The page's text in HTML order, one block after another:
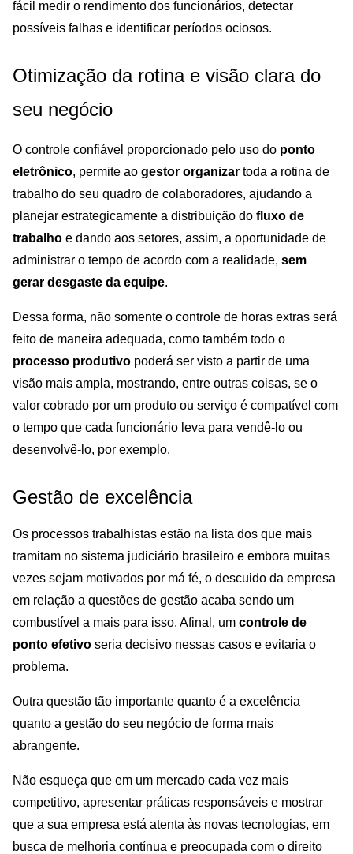
fácil medir o rendimento dos funcionários, detectar
possíveis falhas e identificar períodos ociosos.
Otimização da rotina e visão clara do
seu negócio
O controle confiável proporcionado pelo uso do ponto
eletrônico, permite ao gestor organizar toda a rotina de
trabalho do seu quadro de colaboradores, ajudando a
planejar estrategicamente a distribuição do fluxo de
trabalho e dando aos setores, assim, a oportunidade de
administrar o tempo de acordo com a realidade, sem
gerar desgaste da equipe.
Dessa forma, não somente o controle de horas extras será
feito de maneira adequada, como também todo o
processo produtivo poderá ser visto a partir de uma
visão mais ampla, mostrando, entre outras coisas, se o
valor cobrado por um produto ou serviço é compatível com
o tempo que cada funcionário leva para vendê-lo ou
desenvolvê-lo, por exemplo.
Gestão de excelência
Os processos trabalhistas estão na lista dos que mais
tramitam no sistema judiciário brasileiro e embora muitas
vezes sejam motivados por má fé, o descuido da empresa
em relação a questões de gestão acaba sendo um
combustível a mais para isso. Afinal, um controle de
ponto efetivo seria decisivo nessas casos e evitaria o
problema.
Outra questão tão importante quanto é a excelência
quanto a gestão do seu negócio de forma mais
abrangente.
Não esqueça que em um mercado cada vez mais
competitivo, apresentar práticas responsáveis e mostrar
que a sua empresa está atenta às novas tecnologias, em
busca de melhoria contínua e preocupada com o direito